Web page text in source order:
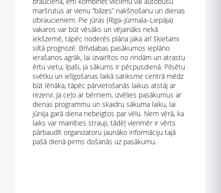
maršrutus ar vienu “bāzes” nakšņošanu un dienas
izbraucieniem. Pie jūras (Rīga–Jūrmala–Liepāja)
vakaros var būt vēsāks un vējaināks nekā
iekšzemē, tāpēc noderēs plāna jaka arī šķietami
siltā prognozē. Brīvdabas pasākumos ieplāno
ierašanos agrāk, lai izvairītos no rindām un atrastu
ērtu vietu, īpaši, ja sākums ir pēcpusdienā. Pilsētu
svētku un ielīgošanas laikā satiksme centrā mēdz
būt lēnāka, tāpēc pārvietošanās laikus atstāj ar
rezervi. Ja ceļo ar bērniem, izvēlies pasākumus ar
dienas programmu un skaidru sākuma laiku, lai
jūnija garā diena nebeigtos par vēlu. Ņem vērā, ka
laiks var mainīties strauji, tādēļ vienmēr ir vērts
pārbaudīt organizatoru jaunāko informāciju tajā
pašā dienā pirms došanās uz pasākumu.